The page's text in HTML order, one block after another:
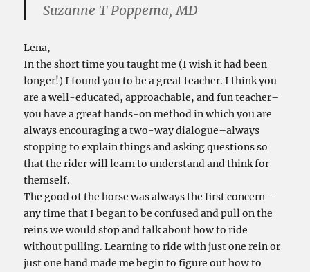
Suzanne T Poppema, MD
Lena,
In the short time you taught me (I wish it had been
longer!) I found you to be a great teacher. I think you
are a well-educated, approachable, and fun teacher–
you have a great hands-on method in which you are
always encouraging a two-way dialogue–always
stopping to explain things and asking questions so
that the rider will learn to understand and think for
themself.
The good of the horse was always the first concern–
any time that I began to be confused and pull on the
reins we would stop and talk about how to ride
without pulling. Learning to ride with just one rein or
just one hand made me begin to figure out how to